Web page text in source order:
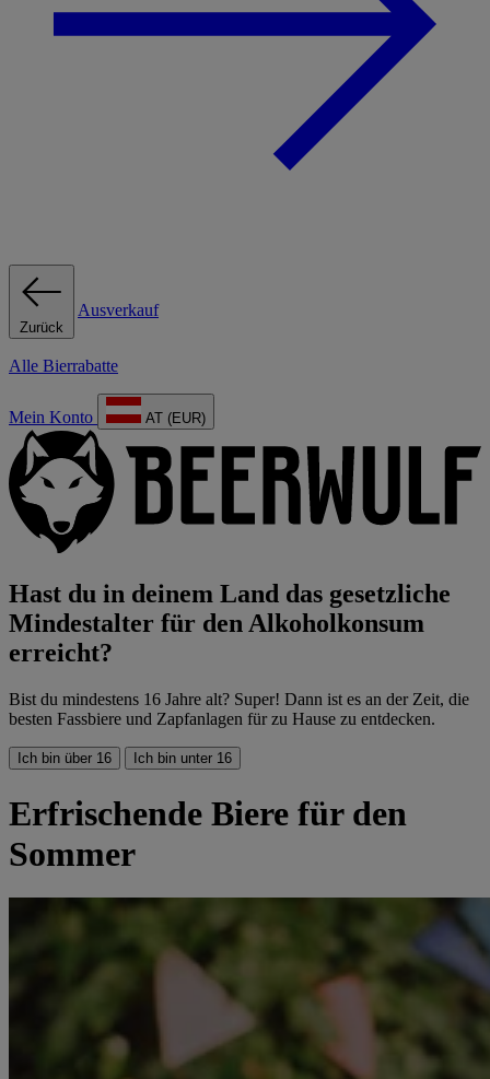
Zurück
Ausverkauf
Alle Bierrabatte
Mein Konto AT (EUR)
Hast du in deinem Land das gesetzliche
Mindestalter für den Alkoholkonsum
erreicht?
Bist du mindestens 16 Jahre alt? Super! Dann ist es an der Zeit, die
besten Fassbiere und Zapfanlagen für zu Hause zu entdecken.
Ich bin über 16 Ich bin unter 16
Erfrischende Biere für den
Sommer